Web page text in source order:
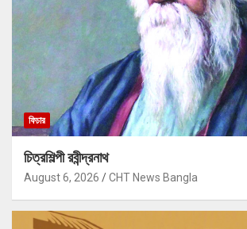
ফিচার
চিত্রশিল্পী রবীন্দ্রনাথ
August 6, 2026 CHT News Bangla